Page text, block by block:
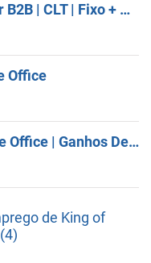
Executivo(A) De Vendas Sênior B2B | CLT | Fixo + Comissões
Office
Closer De Vendas | 100% Home Office | Ganhos De Até R$10K+
de King of